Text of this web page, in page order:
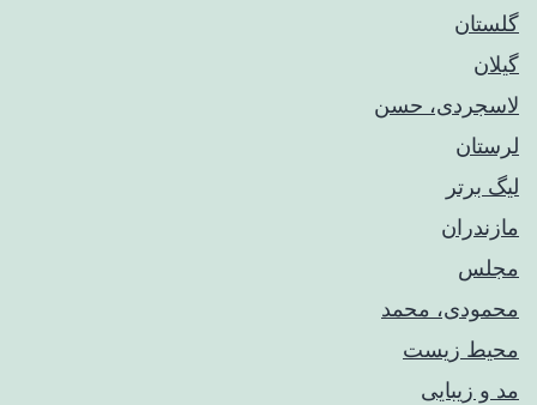
گلستان
گیلان
لاسجردی، حسن
لرستان
لیگ برتر
مازندران
مجلس
محمودی، محمد
محیط زیست
مد و زیبایی